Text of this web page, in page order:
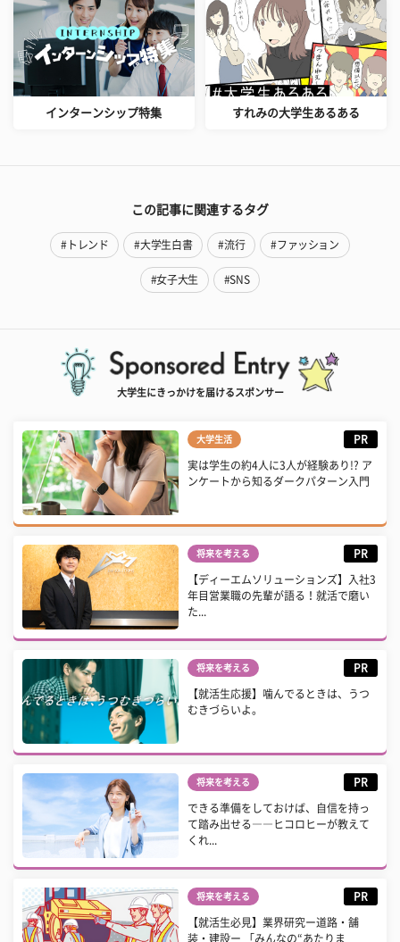
インターンシップ特集 すれみの大学生あるある
この記事に関連するタグ
#トレンド #大学生白書 #流行 #ファッション
#女子大生 #SNS
大学生にきっかけを届けるスポンサー
大学生活 PR
実は学生の約4人に3人が経験あり!? ア
ンケートから知るダークパターン入門
将来を考える PR
【ディーエムソリューションズ】入社3
年目営業職の先輩が語る！就活で磨い
た...
将来を考える PR
【就活生応援】噛んでるときは、うつ
むきづらいよ。
将来を考える PR
できる準備をしておけば、自信を持っ
て踏み出せる――ヒコロヒーが教えて
くれ...
将来を考える PR
【就活生必見】業界研究ー道路・舗
装・建設ー 「みんなの“あたりま